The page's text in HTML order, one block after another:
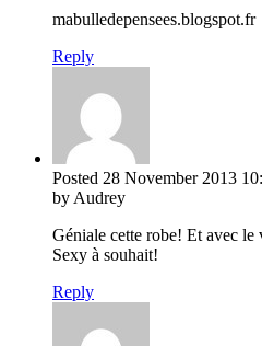
mabulledepensees.blogspot.fr
Reply
Posted 28 November 2013
by Audrey
Géniale cette robe! Et avec le
Sexy à souhait!
Reply